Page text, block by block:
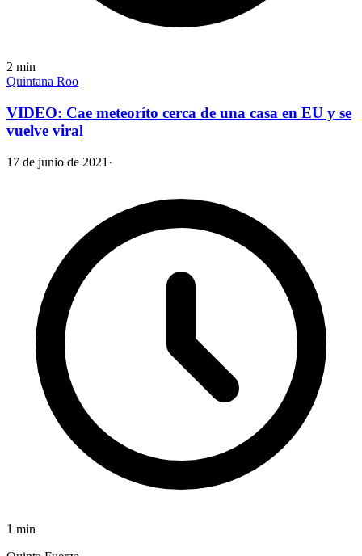
2 min
Quintana Roo
VIDEO: Cae meteoríto cerca de una casa en EU y se
vuelve viral
17 de junio de 2021 ·
1 min